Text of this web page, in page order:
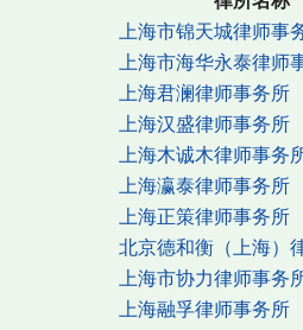
上海市锦天城律师事
上海市海华永泰律师
上海君澜律师事务所
上海汉盛律师事务所
上海木诚木律师事务
上海瀛泰律师事务所
上海正策律师事务所
北京德和衡（上海）
上海市协力律师事务
上海融孚律师事务所